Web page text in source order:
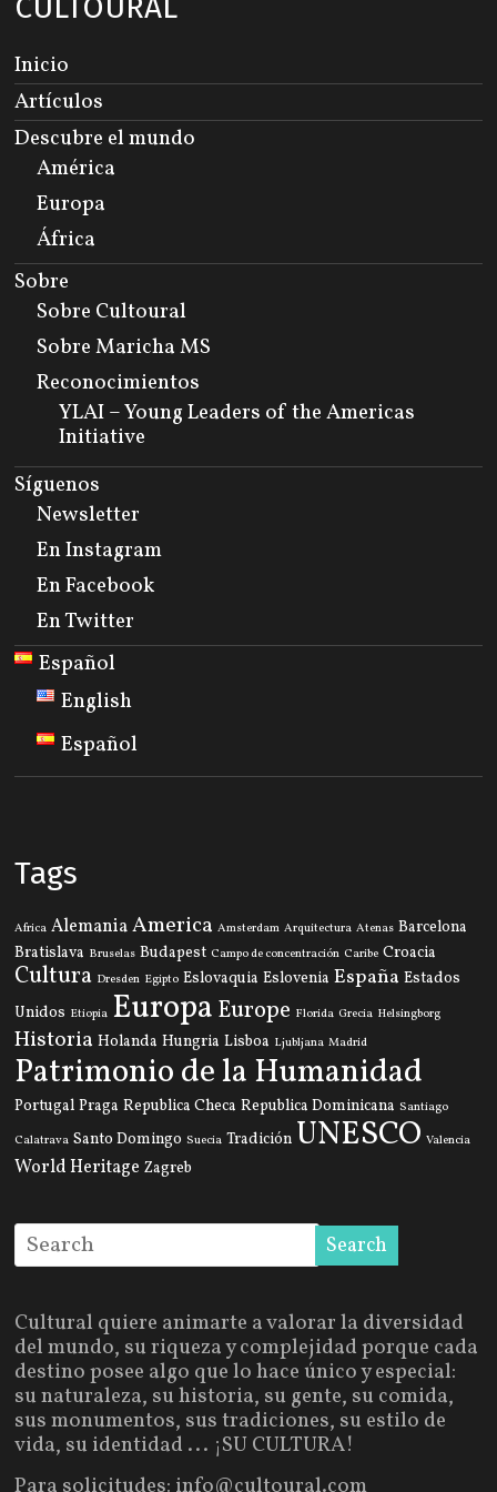
CULTOURAL
Inicio
Artículos
Descubre el mundo
América
Europa
África
Sobre
Sobre Cultoural
Sobre Maricha MS
Reconocimientos
YLAI – Young Leaders of the Americas
Initiative
Síguenos
Newsletter
En Instagram
En Facebook
En Twitter
Español
English
Español
Tags
Africa Alemania America Amsterdam Arquitectura Atenas Barcelona
Bratislava Bruselas Budapest Campo de concentración Caribe Croacia
Cultura Dresden Egipto Eslovaquia Eslovenia España Estados
Unidos Etiopia Europa Europe Florida Grecia Helsingborg
Historia Holanda Hungria Lisboa Ljubljana Madrid
Patrimonio de la Humanidad
Portugal Praga Republica Checa Republica Dominicana Santiago
Calatrava Santo Domingo Suecia Tradición UNESCO Valencia
World Heritage Zagreb
Cultural quiere animarte a valorar la diversidad
del mundo, su riqueza y complejidad porque cada
destino posee algo que lo hace único y especial:
su naturaleza, su historia, su gente, su comida,
sus monumentos, sus tradiciones, su estilo de
vida, su identidad ... ¡SU CULTURA!